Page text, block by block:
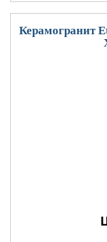
Керамогранит